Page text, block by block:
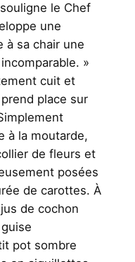
le Chef
une
à sa chair une
»
cuit et
place sur
à la moutarde,
de fleurs et
posées
de carottes. À
de cochon
pot sombre